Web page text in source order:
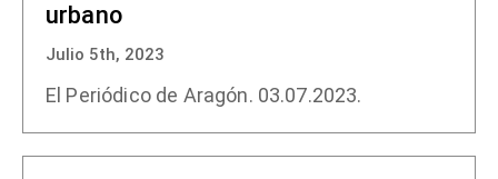
urbano
Julio 5th, 2023
El Periódico de Aragón. 03.07.2023.